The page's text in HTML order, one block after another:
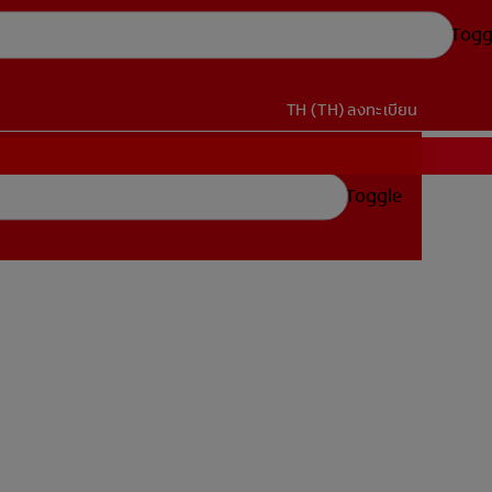
TH (TH)ลงทะเบียน
Toggle